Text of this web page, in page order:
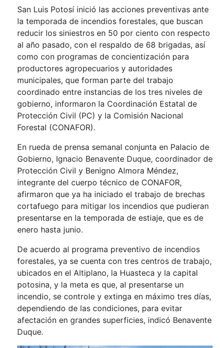
San Luis Potosí inició las acciones preventivas ante
la temporada de incendios forestales, que buscan
reducir los siniestros en 50 por ciento con respecto
al año pasado, con el respaldo de 68 brigadas, así
como con programas de concientización para
productores agropecuarios y autoridades
municipales, que forman parte del trabajo
coordinado entre instancias de los tres niveles de
gobierno, informaron la Coordinación Estatal de
Protección Civil (PC) y la Comisión Nacional
Forestal (CONAFOR).
En rueda de prensa semanal conjunta en Palacio de
Gobierno, Ignacio Benavente Duque, coordinador de
Protección Civil y Benigno Almora Méndez,
integrante del cuerpo técnico de CONAFOR,
afirmaron que ya ha iniciado el trabajo de brechas
cortafuego para mitigar los incendios que pudieran
presentarse en la temporada de estiaje, que es de
enero hasta junio.
De acuerdo al programa preventivo de incendios
forestales, ya se cuenta con tres centros de trabajo,
ubicados en el Altiplano, la Huasteca y la capital
potosina, y la meta es que, al presentarse un
incendio, se controle y extinga en máximo tres días,
dependiendo de las condiciones, para evitar
afectación en grandes superficies, indicó Benavente
Duque.